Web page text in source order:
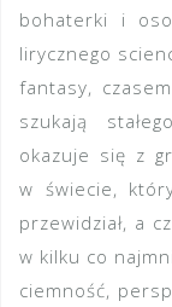
bohaterki i
lirycznego
fantasy,
szukają
okazuje się z
w świecie,
przewidział, a
w kilku co
ciemność,